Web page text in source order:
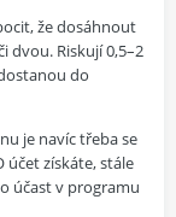
že dosáhnout
dvou. Riskují 0,5–2
do
je navíc třeba se
získáte, stále
účast v programu